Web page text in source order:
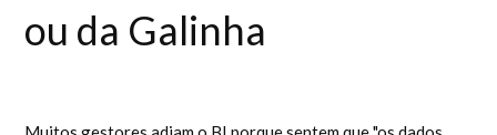
ou da Galinha